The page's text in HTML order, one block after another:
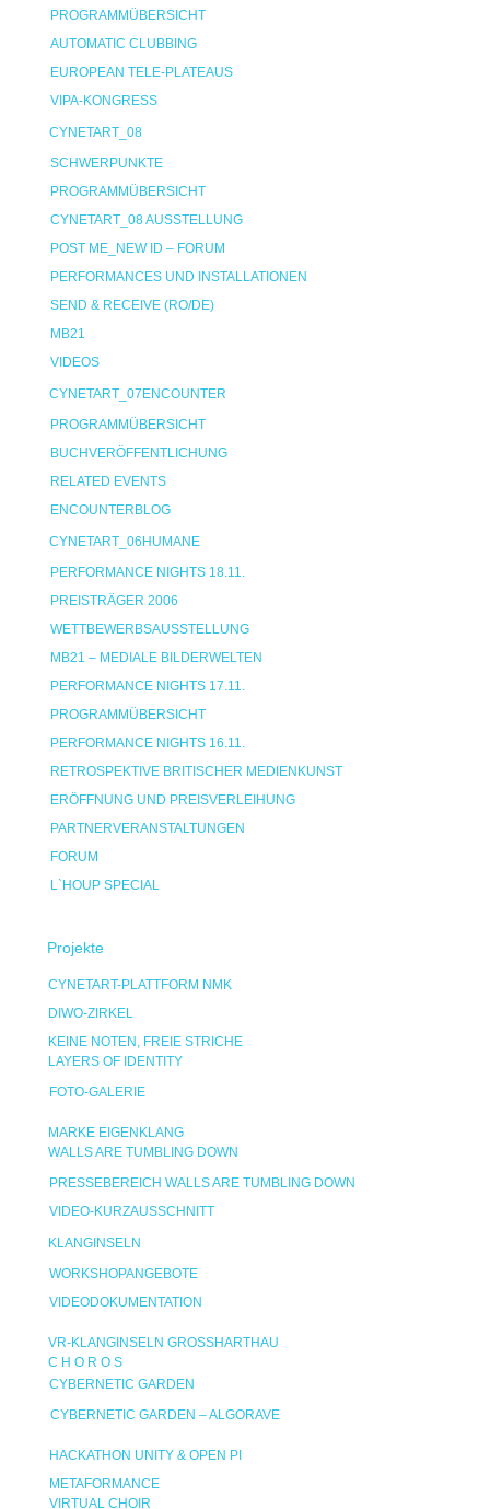
PROGRAMMÜBERSICHT
AUTOMATIC CLUBBING
EUROPEAN TELE-PLATEAUS
VIPA-KONGRESS
CYNETART_08
SCHWERPUNKTE
PROGRAMMÜBERSICHT
CYNETART_08 AUSSTELLUNG
POST ME_NEW ID – FORUM
PERFORMANCES UND INSTALLATIONEN
SEND & RECEIVE (RO/DE)
MB21
VIDEOS
CYNETART_07ENCOUNTER
PROGRAMMÜBERSICHT
BUCHVERÖFFENTLICHUNG
RELATED EVENTS
ENCOUNTERBLOG
CYNETART_06HUMANE
PERFORMANCE NIGHTS 18.11.
PREISTRÄGER 2006
WETTBEWERBSAUSSTELLUNG
MB21 – MEDIALE BILDERWELTEN
PERFORMANCE NIGHTS 17.11.
PROGRAMMÜBERSICHT
PERFORMANCE NIGHTS 16.11.
RETROSPEKTIVE BRITISCHER MEDIENKUNST
ERÖFFNUNG UND PREISVERLEIHUNG
PARTNERVERANSTALTUNGEN
FORUM
L`HOUP SPECIAL
Projekte
CYNETART-PLATTFORM NMK
DIWO-ZIRKEL
KEINE NOTEN, FREIE STRICHE
LAYERS OF IDENTITY
FOTO-GALERIE
MARKE EIGENKLANG
WALLS ARE TUMBLING DOWN
PRESSEBEREICH WALLS ARE TUMBLING DOWN
VIDEO-KURZAUSSCHNITT
KLANGINSELN
WORKSHOPANGEBOTE
VIDEODOKUMENTATION
VR-KLANGINSELN GROSSHARTHAU
C H O R O S
CYBERNETIC GARDEN
CYBERNETIC GARDEN – ALGORAVE
HACKATHON UNITY & OPEN PI
METAFORMANCE
VIRTUAL CHOIR